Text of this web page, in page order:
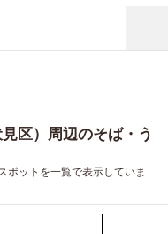
区）周辺のそば・う
ポットを一覧で表示していま